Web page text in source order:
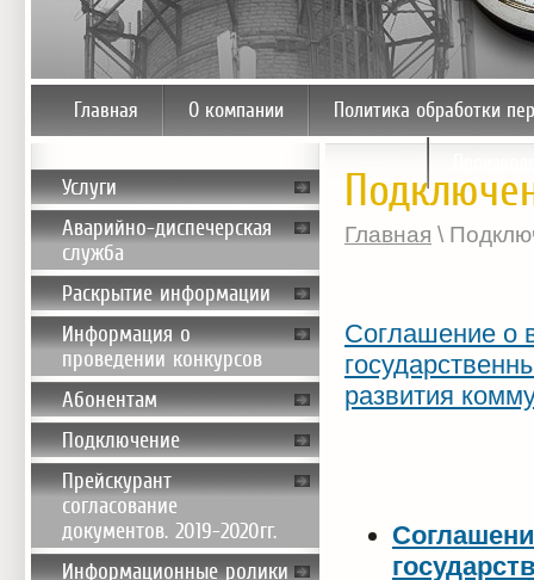
Главная О компании Политика обработки
Услуги
Аварийно-диспечерская
служба
Раскрытие информации
Информация о
проведении конкурсов
Абонентам
Подключение
Прейскурант
согласование
документов. 2019-2020гг.
Информационные ролики
Главная \
Соглашение о
развития